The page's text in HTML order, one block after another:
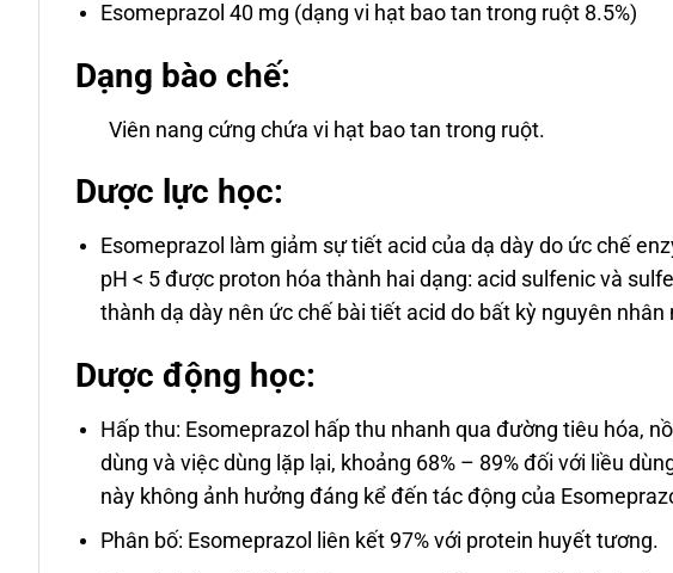
Esomeprazol 40 mg (dạng vi hạt bao tan trong ruột 8.5%)
Dạng bào chế:
Viên nang cứng chứa vi hạt bao tan trong ruột.
Dược lực học:
Esomeprazol làm giảm sự tiết acid của dạ dày do ức chế
pH < 5 được proton hóa thành hai dạng: acid sulfenic và
thành dạ dày nên ức chế bài tiết acid do bất kỳ nguyên nhân
Dược động học:
Hấp thu: Esomeprazol hấp thu nhanh qua đường tiêu hóa,
dùng và việc dùng lặp lại, khoảng 68% – 89% đối với liều
này không ảnh hưởng đáng kể đến tác động của
Phân bố: Esomeprazol liên kết 97% với protein huyết tương.